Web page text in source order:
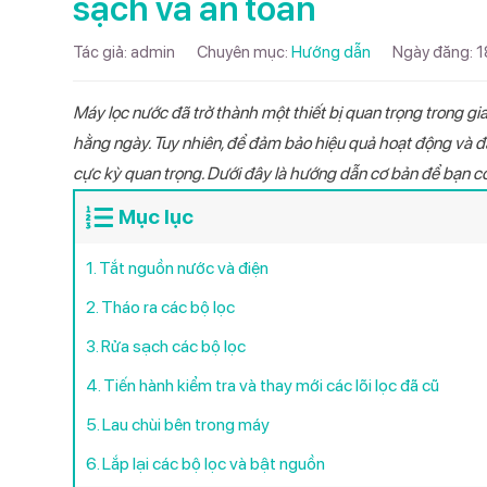
Có nên
13/01/2026
Bếp từ đôi
Điều hòa một
DHV09I Inverter
Máy lọc nước
888
Cây nước nóng
Livotec LD206
Máy xay sinh tố
Máy ép
Nồi chiên không dầu
Máy hút mùi
Bếp từ đôi
555V
Quạt điều hòa
Bình nước nóng
Năng lượng mặt trời
Máy sưởi
Máy hút ẩm
Máy hút bụi
Bình nước
LWH-I20B26
Tổng Catalog Máy lọc nước 2026
Tổng Catalog Điện Gia dụng bếp
2026
Catalog Máy sưởi 2026
Catalog Máy hút ẩm 2026
Catalog Bình nước nóng GT 2026
Catalog Bình nước nóng MT 2026
Catalog Bình nước nóng SN 2026
Catalog Nồi cơm điện 2026
Catalog Nồi chiên không dầu 2026
Catalog Bếp từ đôi 2026
sạch và an toàn
Tác giả: admin Chuyên mục: Hướng dẫn Ngày đăng:
Máy lọc nước đã trở thành một thiết bị quan trọng trong
hằng ngày. Tuy nhiên, để đảm bảo hiệu quả hoạt động và
cực kỳ quan trọng. Dưới đây là hướng dẫn cơ bản để bạn
Mục lục
1. Tắt nguồn nước và điện
2. Tháo ra các bộ lọc
3. Rửa sạch các bộ lọc
4. Tiến hành kiểm tra và thay mới các lõi lọc đã cũ
5. Lau chùi bên trong máy
6. Lắp lại các bộ lọc và bật nguồn